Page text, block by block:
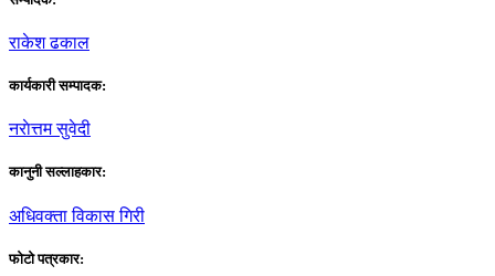
राकेश ढकाल
कार्यकारी सम्पादक:
नराेत्तम सुवेदी
कानुनी सल्लाहकार:
अधिवक्ता विकास गिरी
फाेटाे पत्रकार: